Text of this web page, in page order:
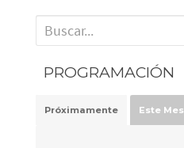
' . __('Search for:') . '
PROGRAMACIÓN
Próximamente Este Mes